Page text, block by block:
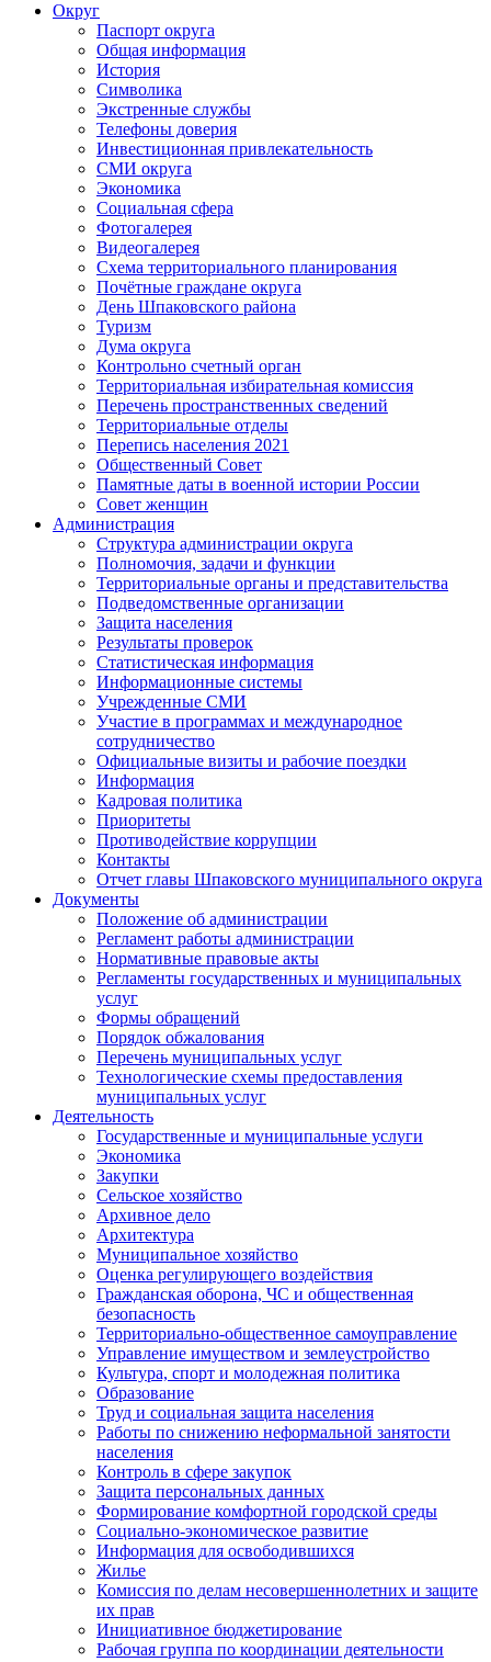
Округ
Паспорт округа
Общая информация
История
Символика
Экстренные службы
Телефоны доверия
Инвестиционная привлекательность
СМИ округа
Экономика
Социальная сфера
Фотогалерея
Видеогалерея
Схема территориального планирования
Почётные граждане округа
День Шпаковского района
Туризм
Дума округа
Контрольно счетный орган
Территориальная избирательная комиссия
Перечень пространственных сведений
Территориальные отделы
Перепись населения 2021
Общественный Совет
Памятные даты в военной истории России
Совет женщин
Администрация
Структура администрации округа
Полномочия, задачи и функции
Территориальные органы и представительства
Подведомственные организации
Защита населения
Результаты проверок
Статистическая информация
Информационные системы
Учрежденные СМИ
Участие в программах и международное
сотрудничество
Официальные визиты и рабочие поездки
Информация
Кадровая политика
Приоритеты
Противодействие коррупции
Контакты
Отчет главы Шпаковского муниципального округа
Документы
Положение об администрации
Регламент работы администрации
Нормативные правовые акты
Регламенты государственных и муниципальных
услуг
Формы обращений
Порядок обжалования
Перечень муниципальных услуг
Технологические схемы предоставления
муниципальных услуг
Деятельность
Государственные и муниципальные услуги
Экономика
Закупки
Сельское хозяйство
Архивное дело
Архитектура
Муниципальное хозяйство
Оценка регулирующего воздействия
Гражданская оборона, ЧС и общественная
безопасность
Территориально-общественное самоуправление
Управление имуществом и землеустройство
Культура, спорт и молодежная политика
Образование
Труд и социальная защита населения
Работы по снижению неформальной занятости
населения
Контроль в сфере закупок
Защита персональных данных
Формирование комфортной городской среды
Социально-экономическое развитие
Информация для освободившихся
Жилье
Комиссия по делам несовершеннолетних и защите
их прав
Инициативное бюджетирование
Рабочая группа по координации деятельности